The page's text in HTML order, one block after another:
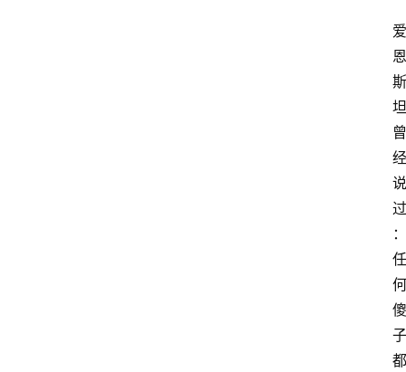
爱
恩
斯
坦
曾
经
说
过
：
任
何
傻
子
都